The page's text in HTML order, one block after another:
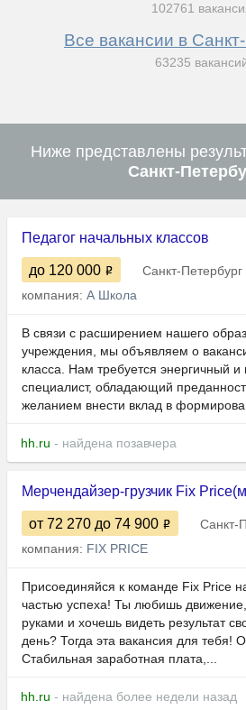
102761
Все вакансии в
63235
Ниже представлены
Санкт-
Педагог начальных классов
до 120 000
Санкт-Петербург
компания: А Школа
В связи с расширением нашего
учреждения, мы объявляем о
класса. Нам требуется энергичный
специалист, обладающий
желанием внести вклад в
hh.ru - найдена позавчера
Мерчендайзер-грузчик Fix
от 72 270 до 74 900
Санкт-
компания: FIX PRICE
Присоединяйся к команде Fix Price
частью успеха! Ты любишь
руками и хочешь видеть результат
день? Тогда эта вакансия для тебя!
Стабильная заработная плата,...
hh.ru - найдена более недели назад